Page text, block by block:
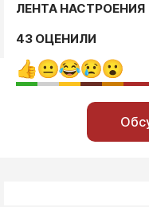
ЛЕНТА НАСТРОЕНИЯ
43 ОЦЕНИЛИ